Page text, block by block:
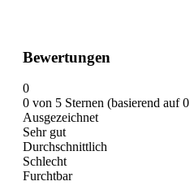
Bewertungen
0
0 von 5 Sternen (basierend auf
Ausgezeichnet
Sehr gut
Durchschnittlich
Schlecht
Furchtbar